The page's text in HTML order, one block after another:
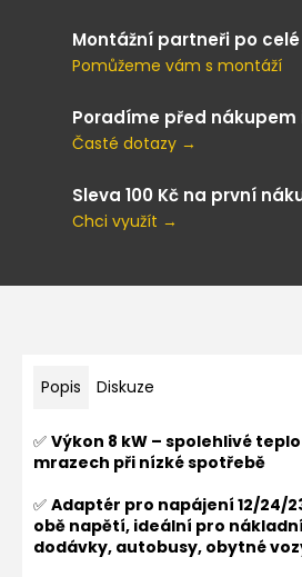
Montážní partneři po celé
Pomůžeme vám s montáží
Poradíme před nákupem
Časté dotazy →
Sleva 100 Kč na první
Chci využít →
Popis Diskuze
✅ Výkon 8 kW – spolehlivé
mrazech při nízké spotřebě
✅ Adaptér pro napájení 12/24/
obě napětí, ideální pro
dodávky, autobusy, obytné